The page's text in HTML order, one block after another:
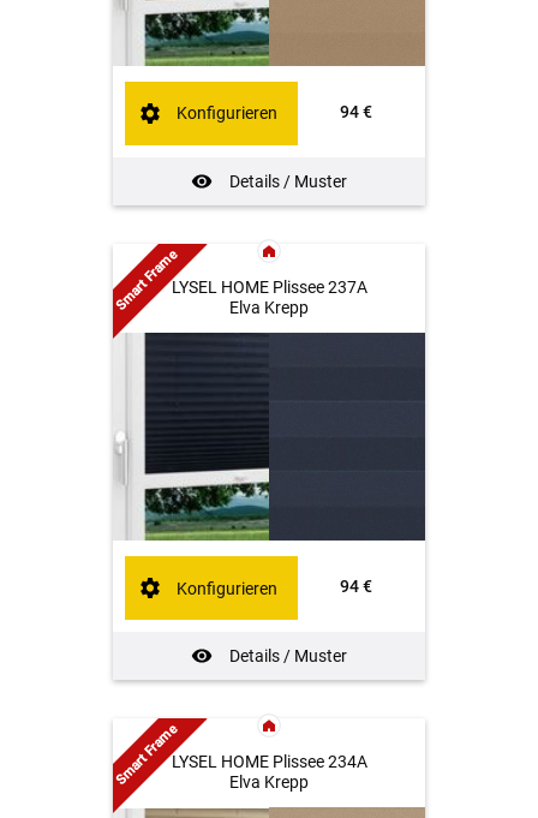
94 €
Details / Muster
Konfigurieren
LYSEL HOME Plissee 237A
Elva Krepp
94 €
Details / Muster
Konfigurieren
Smart Frame
LYSEL HOME Plissee 234A
Elva Krepp
Smart Frame